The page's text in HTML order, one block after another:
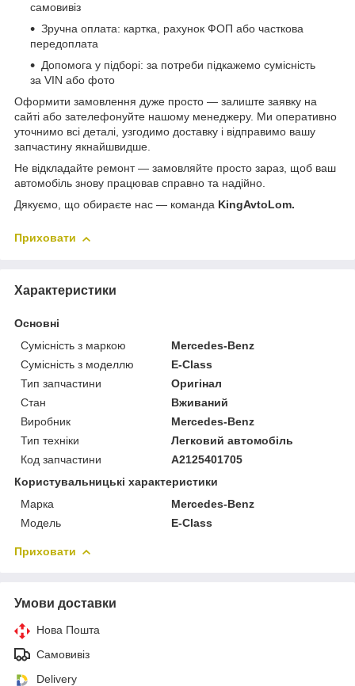
самовивіз
Зручна оплата: картка, рахунок ФОП або часткова
передоплата
Допомога у підборі: за потреби підкажемо сумісність
за VIN або фото
Оформити замовлення дуже просто — залиште заявку на
сайті або зателефонуйте нашому менеджеру. Ми оперативно
уточнимо всі деталі, узгодимо доставку і відправимо вашу
запчастину якнайшвидше.
Не відкладайте ремонт — замовляйте просто зараз, щоб ваш
автомобіль знову працював справно та надійно.
Дякуємо, що обираєте нас — команда KingAvtoLom.
Приховати
Характеристики
Основні
Сумісність з маркою
Mercedes-Benz
Сумісність з моделлю
E-Class
Тип запчастини
Оригінал
Стан
Вживаний
Виробник
Mercedes-Benz
Тип техніки
Легковий автомобіль
Код запчастини
A2125401705
Користувальницькі характеристики
Марка
Mercedes-Benz
Модель
E-Class
Приховати
Умови доставки
Нова Пошта
Самовивіз
Delivery